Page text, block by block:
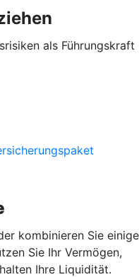
als Führungskraft
kombinieren Sie einige
Sie Ihr Vermögen,
Ihre Liquidität.